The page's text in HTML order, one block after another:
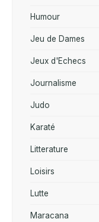
Humour
Jeu de Dames
Jeux d'Echecs
Journalisme
Judo
Karaté
Litterature
Loisirs
Lutte
Maracana